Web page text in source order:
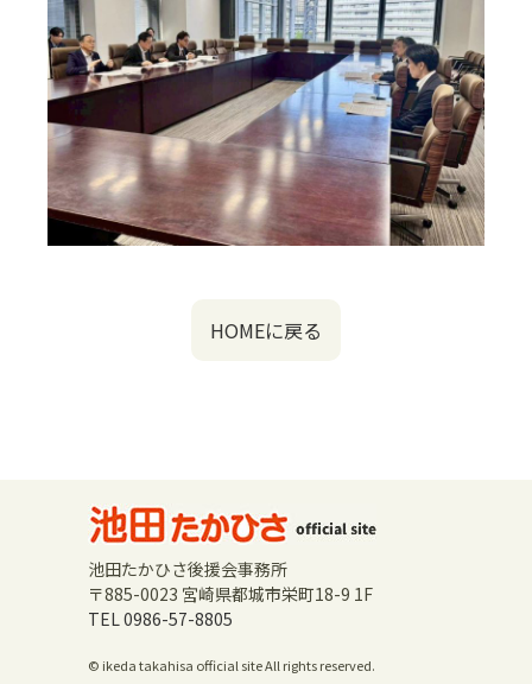
HOMEに戻る
池田たかひさ後援会事務所
〒885-0023 宮崎県都城市栄町18-9 1F
TEL 0986-57-8805
© ikeda takahisa official site All rights reserved.